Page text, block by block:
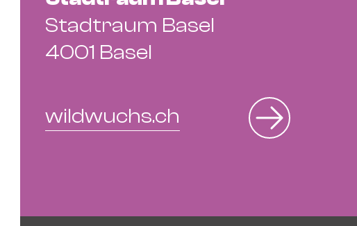
Stadtraum Basel
4001 Basel
wildwuchs.ch